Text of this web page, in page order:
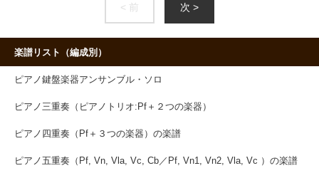
< 前 次 >
楽譜リスト（編成別）
ピアノ鍵盤楽器アンサンブル・ソロ
ピアノ三重奏（ピアノトリオ:Pf＋２つの楽器）
ピアノ四重奏（Pf＋３つの楽器）の楽譜
ピアノ五重奏（Pf, Vn, Vla, Vc, Cb／Pf, Vn1, Vn2, Vla, Vc ）の楽譜